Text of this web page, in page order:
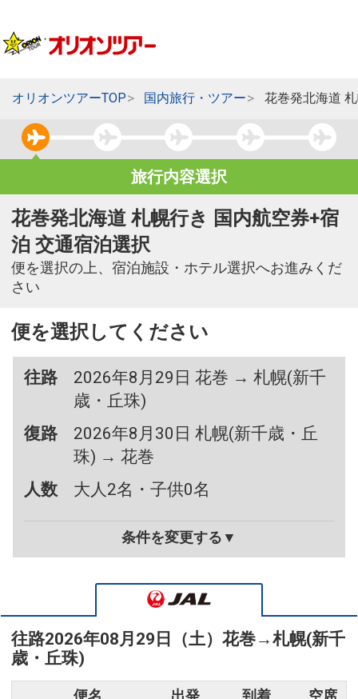
オリオンツアーTOP 国内旅行・ツアー 花巻発北海道
旅行内容選択
花巻発北海道 札幌行き 国内航空券+宿
泊 交通宿泊選択
便を選択の上、宿泊施設・ホテル選択へお進みくだ
さい
便を選択してください
往路
2026年8月29日 花巻 → 札幌(新千
歳・丘珠)
復路
2026年8月30日 札幌(新千歳・丘
珠) → 花巻
人数
大人2名・子供0名
条件を変更する▼
往路2026年08月29日（土） 花巻→札幌(新千
歳・丘珠)